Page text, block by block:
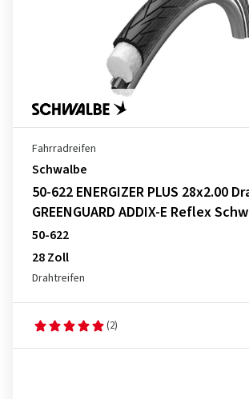
Fahrradreifen
Schwalbe
50-622 ENERGIZER PLUS 28x2.00
GREENGUARD ADDIX-E Reflex
50-622
28 Zoll
Drahtreifen
(2)